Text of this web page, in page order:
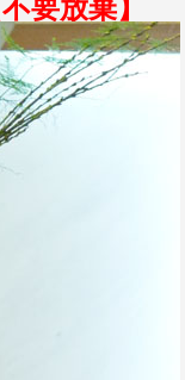
不要放棄】